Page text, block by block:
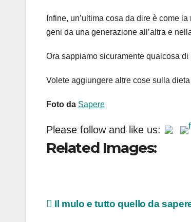
Infine, un’ultima cosa da dire è come
geni da una generazione all’altra e
Ora sappiamo sicuramente qualcosa
Volete aggiungere altre cose sulla
Foto da Sapere
Please follow and like us:
Related Images:
Navigazione
Il mulo e tutto quello da